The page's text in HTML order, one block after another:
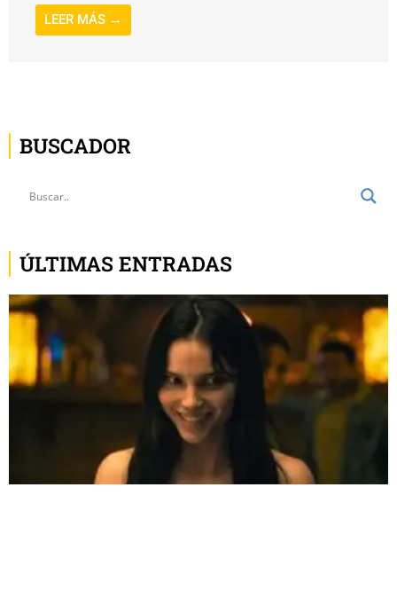
LEER MÁS →
BUSCADOR
ÚLTIMAS ENTRADAS